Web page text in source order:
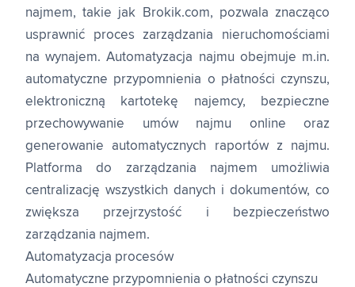
najmem, takie jak Brokik.com, pozwala znacząco
usprawnić proces zarządzania nieruchomościami
na wynajem. Automatyzacja najmu obejmuje m.in.
automatyczne przypomnienia o płatności czynszu,
elektroniczną kartotekę najemcy, bezpieczne
przechowywanie umów najmu online oraz
generowanie automatycznych raportów z najmu.
Platforma do zarządzania najmem umożliwia
centralizację wszystkich danych i dokumentów, co
zwiększa przejrzystość i bezpieczeństwo
zarządzania najmem.
Automatyzacja procesów
Automatyczne przypomnienia o płatności czynszu